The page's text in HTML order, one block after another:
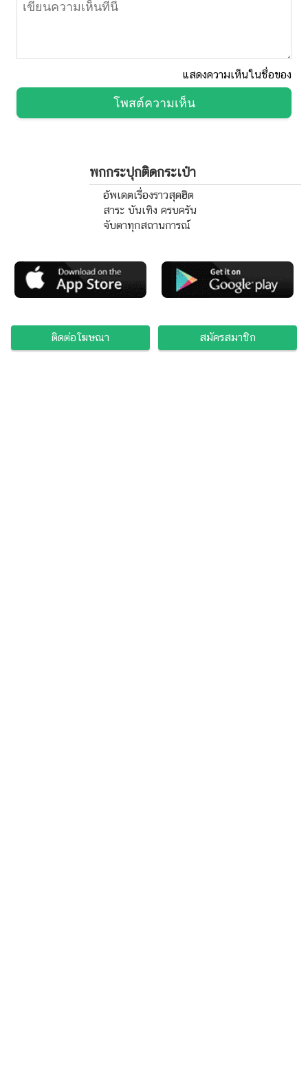
แสดงความเห็นในชื่อของ
โพสต์ความเห็น
พกกระปุกติดกระเป๋า
อัพเดตเรื่องราวสุดฮิต
สาระ บันเทิง ครบครัน
จับตาทุกสถานการณ์
ติดต่อโฆษณา สมัครสมาชิก